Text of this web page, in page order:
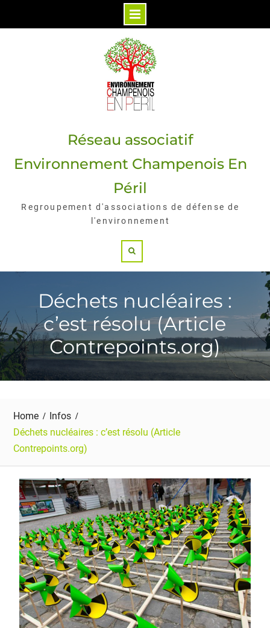
Réseau associatif
Environnement Champenois En
Péril
Regroupement d'associations de défense de
l'environnement
Déchets nucléaires :
c’est résolu (Article
Contrepoints.org)
Home
Infos
Déchets nucléaires : c’est résolu (Article
Contrepoints.org)